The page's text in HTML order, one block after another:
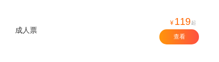
成人票
¥ 119起
查看